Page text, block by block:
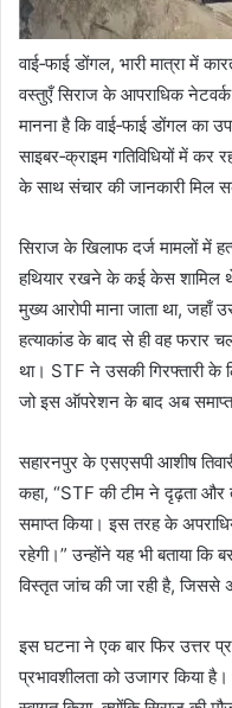
वाई‑फाई डोंगल, भारी मात्रा में
वस्तुएँ सिराज के आपराधिक
मानना है कि वाई‑फाई डोंगल का
साइबर‑क्राइम गतिविधियों में कर
के साथ संचार की जानकारी मिल
सिराज के खिलाफ दर्ज मामलों में
हथियार रखने के कई केस शामिल
मुख्य आरोपी माना जाता था, जहाँ
हत्याकांड के बाद से ही वह फरार
था। STF ने उसकी गिरफ्तारी के
जो इस ऑपरेशन के बाद अब समाप्त
सहारनपुर के एसएसपी आशीष
कहा, “STF की टीम ने दृढ़ता और
समाप्त किया। इस तरह के
रहेगी।” उन्होंने यह भी बताया कि
विस्तृत जांच की जा रही है, जिससे
इस घटना ने एक बार फिर उत्तर
प्रभावशीलता को उजागर किया है।